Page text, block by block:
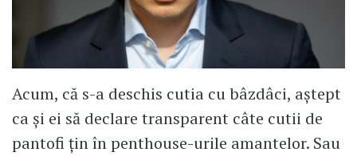
Acum, că s-a deschis cutia cu bâzdâci, aștept
ca și ei să declare transparent câte cutii de
pantofi țin în penthouse-urile amantelor. Sau